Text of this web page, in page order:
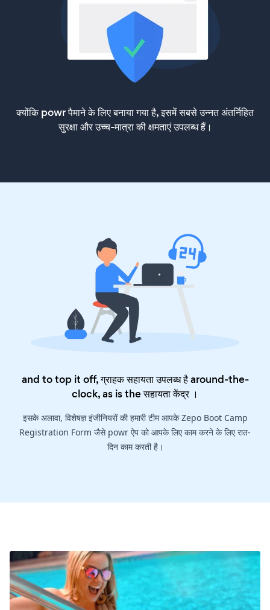
क्योंकि powr पैमाने के लिए बनाया गया है, इसमें सबसे उन्नत अंतर्निहित
सुरक्षा और उच्च-मात्रा की क्षमताएं उपलब्ध हैं।
and to top it off, ग्राहक सहायता उपलब्ध है around-the-
clock, as is theसहायता केंद्र।
इसके अलावा, विशेषज्ञ इंजीनियरों की हमारी टीम आपके Zepo Boot Camp
Registration Form जैसे powr ऐप को आपके लिए काम करने के लिए रात-
दिन काम करती है।